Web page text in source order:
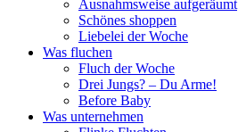
Ausnahmsweise aufgeräumt
Schönes shoppen
Liebelei der Woche
Was fluchen
Fluch der Woche
Drei Jungs? – Du Arme!
Before Baby
Was unternehmen